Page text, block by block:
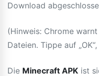
Download
(Hinweis: Chrome
Dateien. Tippe auf
Die Minecraft APK ist